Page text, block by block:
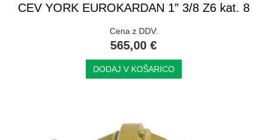
CEV YORK EUROKARDAN 1” 3/8 Z6 kat. 8
Cena z DDV:
565,00 €
DODAJ V KOŠARICO